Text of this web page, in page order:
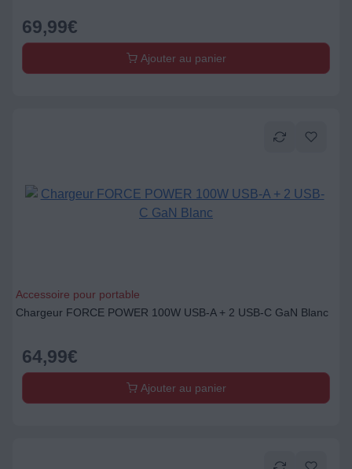
69,99€
Ajouter au panier
Accessoire pour portable
Chargeur FORCE POWER 100W USB-A + 2 USB-C GaN Blanc
64,99€
Ajouter au panier